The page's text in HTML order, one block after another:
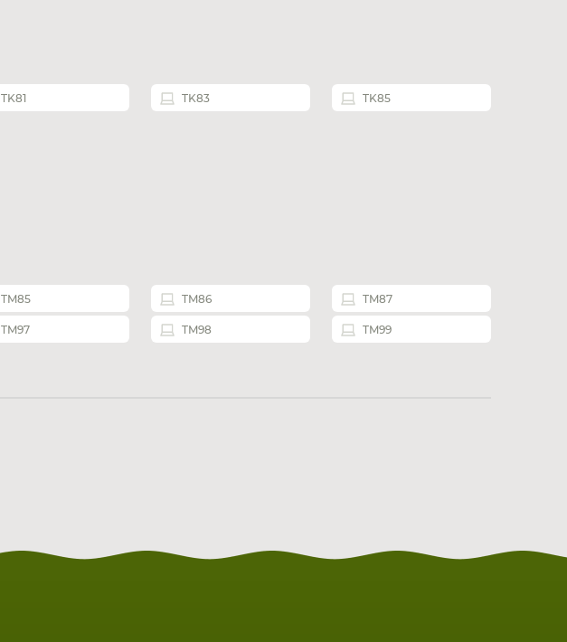
TK81 TK83 TK85
TM85 TM86 TM87
TM97 TM98 TM99